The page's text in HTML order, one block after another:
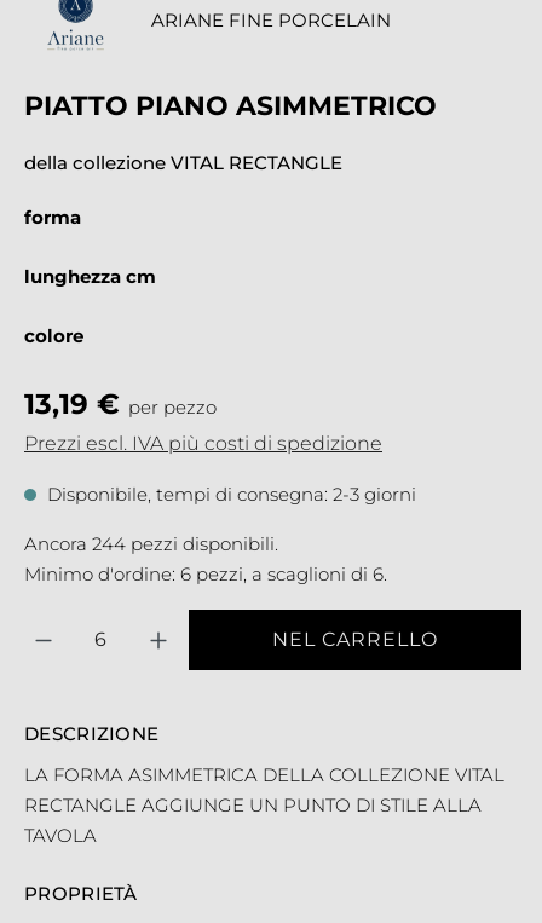
ARIANE FINE PORCELAIN
PIATTO PIANO ASIMMETRICO
della collezione VITAL RECTANGLE
13,19 € per pezzo
Prezzi escl. IVA più costi di spedizione
Disponibile, tempi di consegna: 2-3 giorni
Ancora 244 pezzi disponibili.
Minimo d'ordine: 6 pezzi, a scaglioni di 6.
forma
lunghezza cm
colore
NEL CARRELLO
DESCRIZIONE
LA FORMA ASIMMETRICA DELLA COLLEZIONE VITAL
RECTANGLE AGGIUNGE UN PUNTO DI STILE ALLA
TAVOLA
PROPRIETÀ